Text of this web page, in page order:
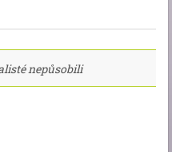
nepůsobili